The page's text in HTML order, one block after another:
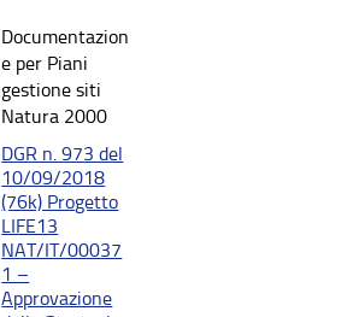
Documentazion
e per Piani
gestione siti
Natura 2000
DGR n. 973 del
10/09/2018
(76k) Progetto
LIFE13
NAT/IT/00037
1 –
Approvazione